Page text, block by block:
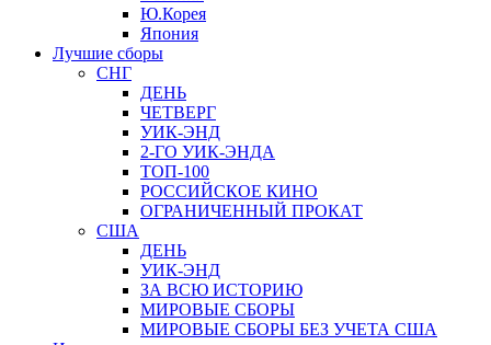
Ю.Корея
Япония
Лучшие сборы
СНГ
ДЕНЬ
ЧЕТВЕРГ
УИК-ЭНД
2-ГО УИК-ЭНДА
ТОП-100
РОССИЙСКОЕ КИНО
ОГРАНИЧЕННЫЙ ПРОКАТ
США
ДЕНЬ
УИК-ЭНД
ЗА ВСЮ ИСТОРИЮ
МИРОВЫЕ СБОРЫ
МИРОВЫЕ СБОРЫ БЕЗ УЧЕТА США